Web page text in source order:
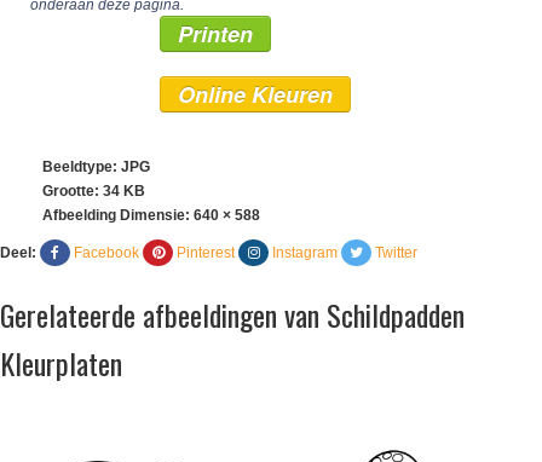
onderaan deze pagina.
Printen
Online Kleuren
Beeldtype: JPG
Grootte: 34 KB
Afbeelding Dimensie: 640 × 588
Deel: Facebook Pinterest Instagram Twitter
Gerelateerde afbeeldingen van Schildpadden
Kleurplaten